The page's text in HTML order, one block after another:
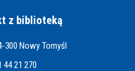
z biblioteką
300 Nowy Tomyśl
44 21 270